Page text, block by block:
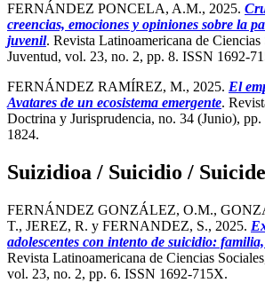
FERNÁNDEZ PONCELA, A.M., 2025.
creencias, emociones y opiniones sobre la
juvenil. Revista Latinoamericana de
Juventud, vol. 23, no. 2, pp. 8. ISSN 1692-
FERNÁNDEZ RAMÍREZ, M., 2025. El
Avatares de un ecosistema emergente.
Doctrina y Jurisprudencia, no. 34 (Junio),
1824.
Suizidioa / Suicidio / Suicide
FERNÁNDEZ GONZÁLEZ, O.M.,
T., JEREZ, R. y FERNANDEZ, S., 2025.
adolescentes con intento de suicidio:
Revista Latinoamericana de Ciencias
vol. 23, no. 2, pp. 6. ISSN 1692-715X.